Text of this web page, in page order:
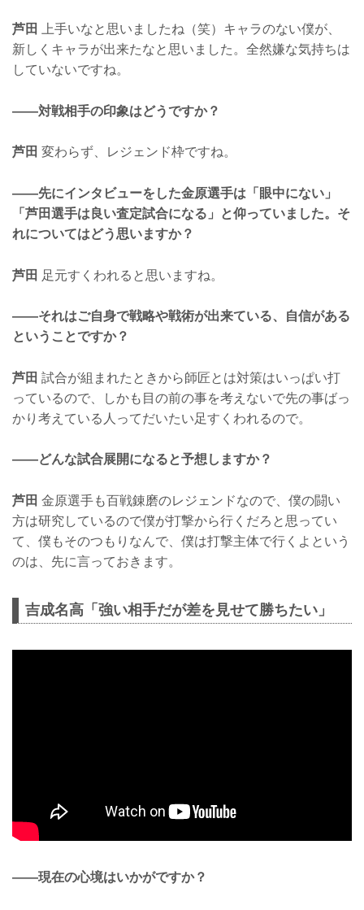
芦田
上手いなと思いましたね（笑）キャラのない僕が、
新しくキャラが出来たなと思いました。全然嫌な気持ちは
していないですね。
——対戦相手の印象はどうですか？
芦田 変わらず、レジェンド枠ですね。
——先にインタビューをした金原選手は「眼中にない」
「芦田選手は良い査定試合になる」と仰っていました。そ
れについてはどう思いますか？
芦田 足元すくわれると思いますね。
——それはご自身で戦略や戦術が出来ている、自信がある
ということですか？
芦田 試合が組まれたときから師匠とは対策はいっぱい打
っているので、しかも目の前の事を考えないで先の事ばっ
かり考えている人ってだいたい足すくわれるので。
——どんな試合展開になると予想しますか？
芦田 金原選手も百戦錬磨のレジェンドなので、僕の闘い
方は研究しているので僕が打撃から行くだろと思ってい
て、僕もそのつもりなんで、僕は打撃主体で行くよという
のは、先に言っておきます。
吉成名高「強い相手だが差を見せて勝ちたい」
——現在の心境はいかがですか？